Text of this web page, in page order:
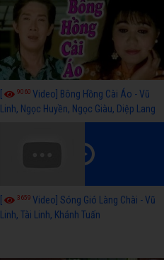
[ 9060 Video] Bông Hồng Cài Áo - Vũ
Linh, Ngọc Huyền, Ngọc Giàu, Diệp Lang
[ 3659 Video] Sóng Gió Làng Chài - Vũ
Linh, Tài Linh, Khánh Tuấn